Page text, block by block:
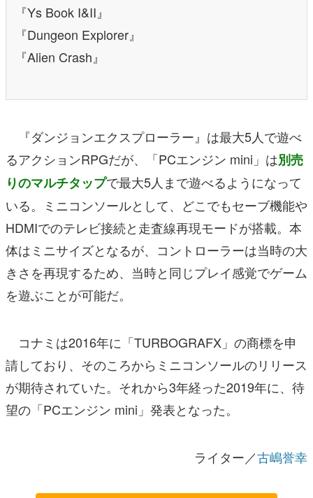
『Ys Book I&II』
『Dungeon Explorer』
『Alien Crash』
『ダンジョンエクスプローラー』は最大5人で遊べ
るアクションRPGだが、「PCエンジン mini」は別売
りのマルチタップで最大5人まで遊べるようになって
いる。ミニコンソールとして、どこでもセーブ機能や
HDMIでのテレビ接続と走査線再現モードが搭載。本
体はミニサイズとなるが、コントローラーは当時の大
きさを再現するため、当時と同じプレイ感覚でゲーム
を遊ぶことが可能だ。
コナミは2016年に「TURBOGRAFX」の商標を申
請しており、そのころからミニコンソールのリリース
が期待されていた。それから3年経った2019年に、待
望の「PCエンジン mini」発表となった。
ライター／古嶋誉幸